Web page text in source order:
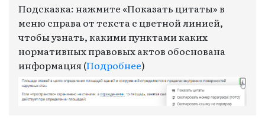
Подсказка: нажмите «Показать цитаты» в
меню справа от текста с цветной линией,
чтобы узнать, какими пунктами каких
нормативных правовых актов обоснована
информация (Подробнее)